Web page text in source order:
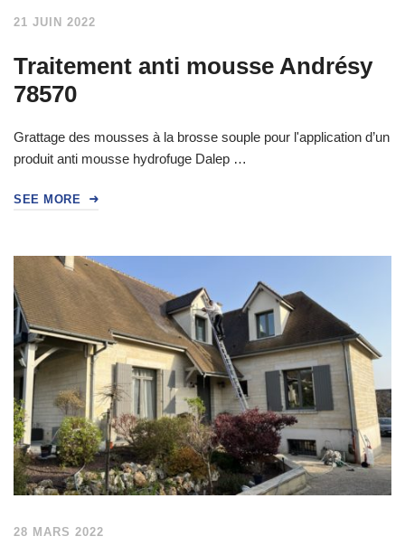
21 JUIN 2022
Traitement anti mousse Andrésy
78570
Grattage des mousses à la brosse souple pour l'application d’un
produit anti mousse hydrofuge Dalep …
SEE MORE
28 MARS 2022